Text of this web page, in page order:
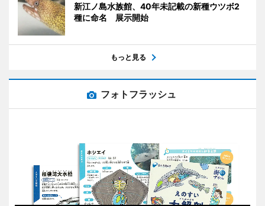
新江ノ島水族館、40年未記載の新種ウツボ2
種に命名 展示開始
もっと見る
フォトフラッシュ